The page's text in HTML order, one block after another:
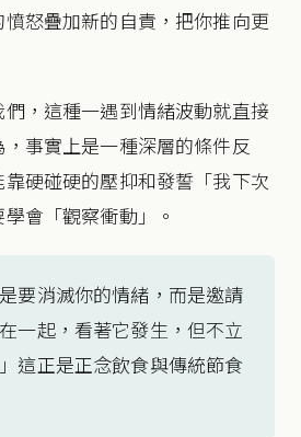
怒疊加新的自責，把你推向更
，這種一遇到情緒波動就直接
事實上是一種深層的條件反
硬碰硬的壓抑和發誓「我下次
會「觀察衝動」。
要消滅你的情緒，而是邀請
一起，看著它發生，但不立
這正是正念飲食與傳統節食